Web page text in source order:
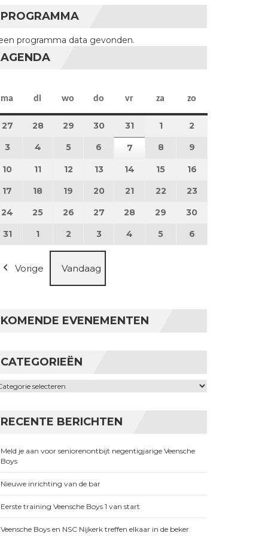
PROGRAMMA
programma data gevonden.
AGENDA
ma maandag
di dinsdag
wo woensdag
do donderdag
vr vrijdag
za zaterdag
zo
27 27 juli 2026
28 28 juli 2026
29 29 juli 2026
3030 juli 2026
31 31 juli 2026
11 augustus 2026
2
3 3 augustus 2026
4 4 augustus 2026
55 augustus 2026
6 6 augustus 2026
7 7 augustus 2026
8 8 augustus 2026
9
10 10 augustus 2026
11 11 augustus 2026
12 12 augustus 2026
13 13 augustus 2026
14 14 augustus 2026
15 15 augustus 2026
16
17 17 augustus 2026
18 18 augustus 2026
19 19 augustus 2026
20 20 augustus 2026
21 21 augustus 2026
22 22 augustus 2026
23
24 24 augustus 2026
25 25 augustus 2026
26 26 augustus 2026
27 27 augustus 2026
28 28 augustus 2026
29 29 augustus 2026
30
3131 augustus 2026
1 1 september 2026
2 2 september 2026
3 3 september 2026
4 4 september 2026
5 5 september 2026
6
Vorige Vandaag
KOMENDE EVENEMENTEN
CATEGORIEËN
RECENTE BERICHTEN
Meld je aan voor seniorenontbijt negentigjarige Veensche
Boys
Nieuwe inrichting van de bar
Eerste training Veensche Boys 1 van start
Veensche Boys en NSC Nijkerk treffen elkaar in de beker